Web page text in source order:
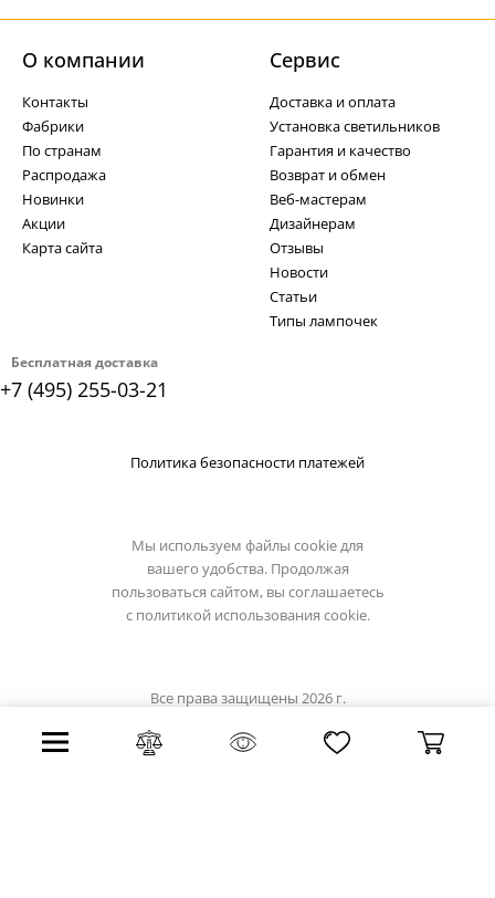
Бесплатная доставка
+7 (495) 255-03-21
О компании
Контакты
Фабрики
По странам
Распродажа
Новинки
Акции
Карта сайта
Cервис
Доставка и оплата
Установка светильников
Гарантия и качество
Возврат и обмен
Веб-мастерам
Дизайнерам
Отзывы
Новости
Статьи
Типы лампочек
Политика безопасности платежей
Мы используем файлы cookie для
вашего удобства. Продолжая
пользоваться сайтом, вы соглашаетесь
с политикой использования cookie.
Все права защищены 2026 г.